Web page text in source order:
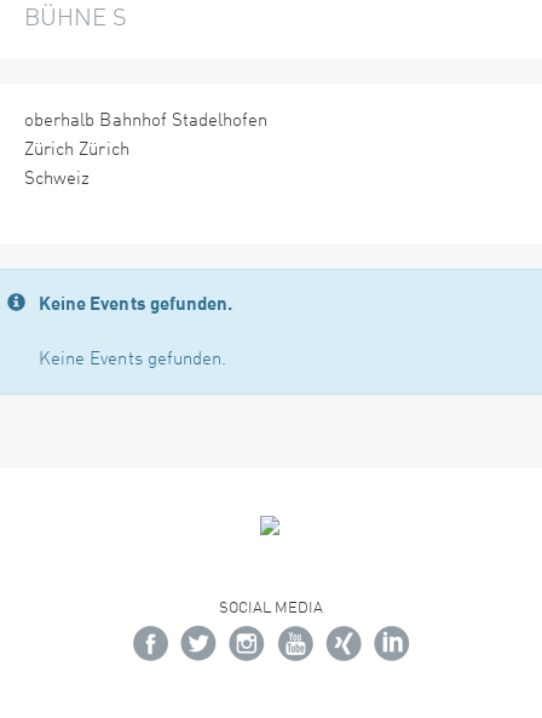
BÜHNE S
oberhalb Bahnhof Stadelhofen
Zürich Zürich
Schweiz
Keine Events gefunden.
Keine Events gefunden.
SOCIAL MEDIA